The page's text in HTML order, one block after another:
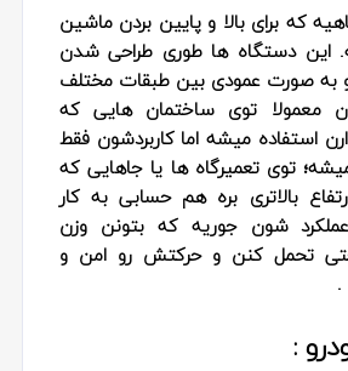
که برای بالا و پایین بردن ماشین‌
این دستگاه‌ ها طوری طراحی شدن
به صورت عمودی بین طبقات مختلف
معمولا توی ساختمان‌ هایی که
استفاده میشه اما کاربردشون فقط
توی تعمیرگاه‌ ها یا جاهایی که
بالاتری بره هم حسابی به کار
شون جوریه که بتونن وزن
تحمل کنن و حرکتش رو امن و
.
: